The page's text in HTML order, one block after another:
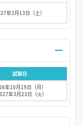
年3月13日（土）
試験日
年10月19日（月）
年3月23日（火）